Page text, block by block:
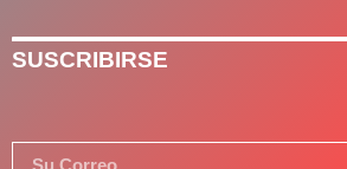
SUSCRIBIRSE